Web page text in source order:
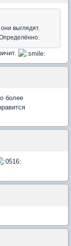
выглядят.
более